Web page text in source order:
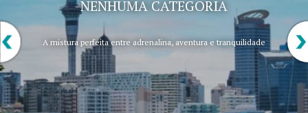
NENHUMA CATEGORIA
A mistura perfeita entre adrenalina, aventura e tranquilidade